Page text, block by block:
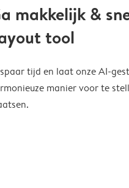
makkelijk &
tool
tijd en laat onze AI-
manier voor te